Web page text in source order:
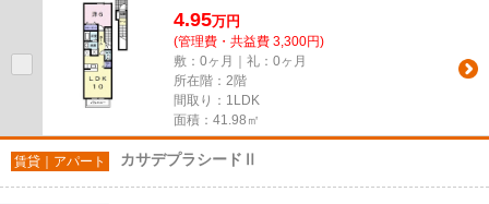
4.95万円
(管理費・共益費 3,300円)
敷：0ヶ月｜礼：0ヶ月
所在階：2階
間取り：1LDK
面積：41.98㎡
賃貸｜アパート カサデプラシードⅡ